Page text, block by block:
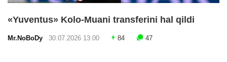
«Yuventus» Kolo-Muani transferini hal qildi
Mr.NoBoDy 30.07.2026 13:00 84 47